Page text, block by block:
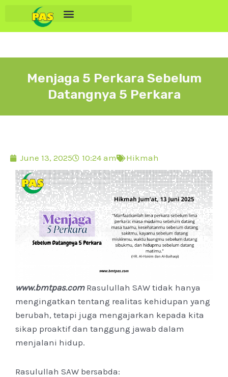
Menjaga 5 Perkara Sebelum
Datangnya 5 Perkara
June 13, 2025 10:24 am Hikmah
www.bmtpas.comRasulullah SAW tidak hanya
mengingatkan tentang realitas kehidupan yang
berubah, tetapi juga mengajarkan kepada kita
sikap proaktif dan tanggung jawab dalam
menjalani hidup.
Rasulullah SAW bersabda: